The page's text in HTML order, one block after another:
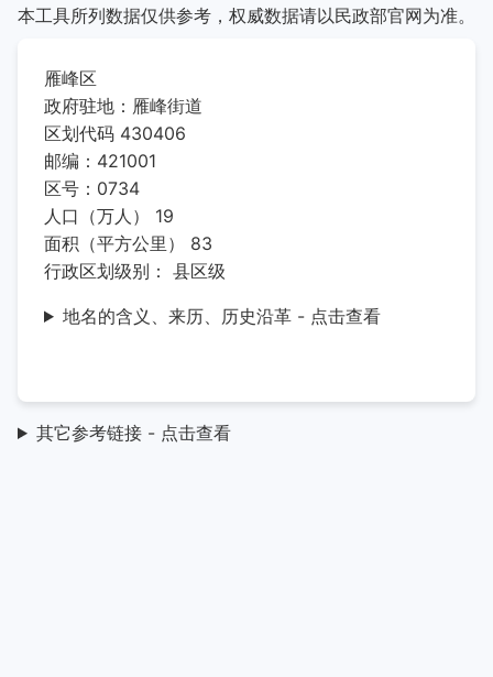
本工具所列数据仅供参考，权威数据请以民政部官网为准。
雁峰区
政府驻地：雁峰街道
区划代码 430406
邮编：421001
区号：0734
人口（万人） 19
面积（平方公里） 83
行政区划级别： 县区级
地名的含义、来历、历史沿革 - 点击查看
其它参考链接 - 点击查看